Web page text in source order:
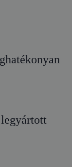
legyártott